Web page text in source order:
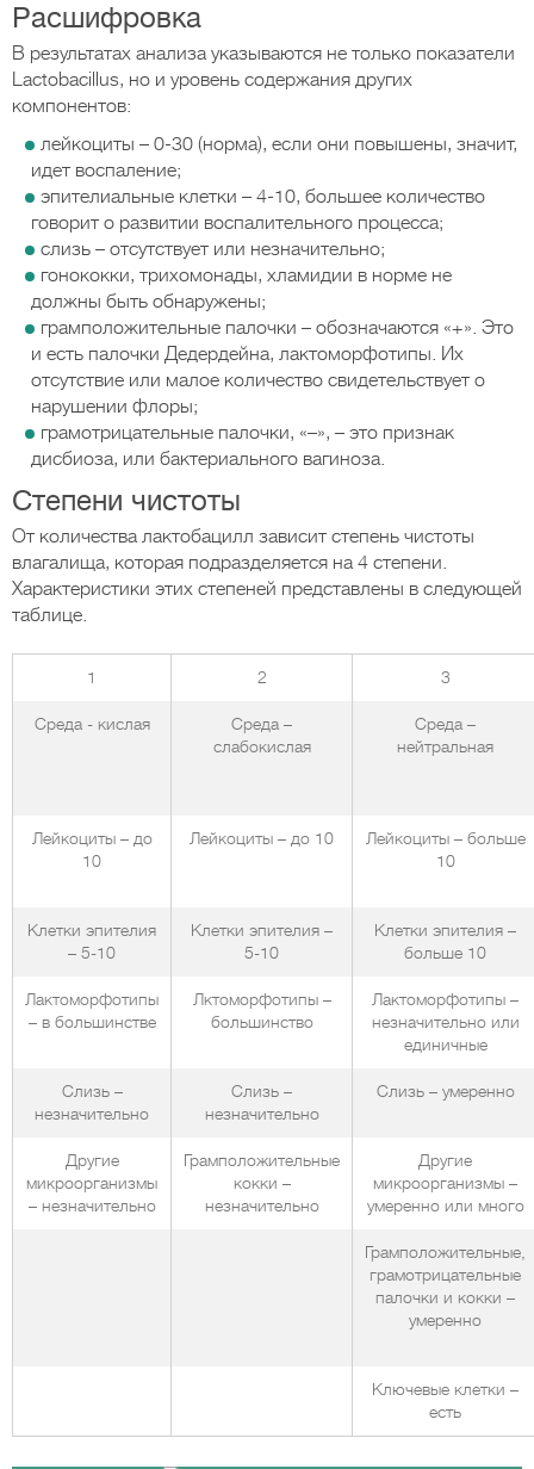
Расшифровка
В результатах анализа указываются не только показатели
Lactobacillus, но и уровень содержания других
компонентов:
лейкоциты – 0-30 (норма), если они повышены, значит,
идет воспаление;
эпителиальные клетки – 4-10, большее количество
говорит о развитии воспалительного процесса;
слизь – отсутствует или незначительно;
гонококки, трихомонады, хламидии в норме не
должны быть обнаружены;
грамположительные палочки – обозначаются «+». Это
и есть палочки Дедердейна, лактоморфотипы. Их
отсутствие или малое количество свидетельствует о
нарушении флоры;
грамотрицательные палочки, «–», – это признак
дисбиоза, или бактериального вагиноза.
Степени чистоты
От количества лактобацилл зависит степень чистоты
влагалища, которая подразделяется на 4 степени.
Характеристики этих степеней представлены в следующей
таблице.
1 2 3
Среда - кислая
Среда –
слабокислая
Среда –
нейтральная
Лейкоциты – до
10
Лейкоциты – до 10
Лейкоциты – больше
10
Клетки эпителия
– 5-10
Клетки эпителия –
5-10
Клетки эпителия –
больше 10
Лактоморфотипы
– в большинстве
Лктоморфотипы –
большинство
Лактоморфотипы –
незначительно или
единичные
Слизь –
незначительно
Слизь –
незначительно
Слизь – умеренно
Другие
микроорганизмы
– незначительно
Грамположительные
кокки –
незначительно
Другие
микроорганизмы –
умеренно или много
Грамположительные,
грамотрицательные
палочки и кокки –
умеренно
Ключевые клетки –
есть